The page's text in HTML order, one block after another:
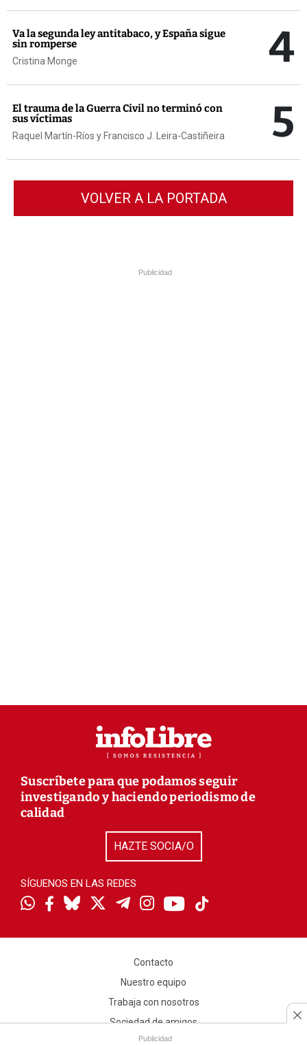
Va la segunda ley antitabaco, y España sigue
sin romperse
Cristina Monge 4
El trauma de la Guerra Civil no terminó con
sus víctimas
Raquel Martín-Ríos y Francisco J. Leira-Castiñeira 5
VOLVER A LA PORTADA
Publicidad
Publicidad
Suscríbete para que podamos seguir
investigando y haciendo periodismo de
calidad
HAZTE SOCIA/O
SÍGUENOS EN LAS REDES
Contacto
Nuestro equipo
Trabaja con nosotros
Sociedad de amigos
Aviso legal